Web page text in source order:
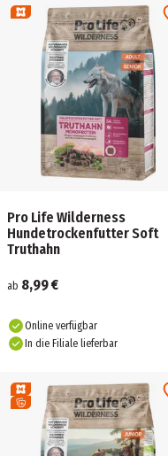
Pro Life Wilderness
Hundetrockenfutter Soft
Truthahn
ab 8,99 €
Online verfügbar
In die Filiale lieferbar